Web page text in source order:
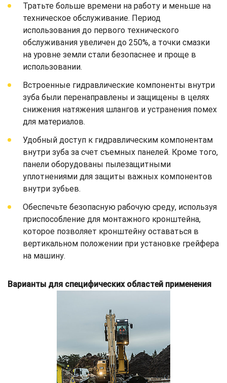
Тратьте больше времени на работу и меньше на
техническое обслуживание. Период
использования до первого технического
обслуживания увеличен до 250%, а точки смазки
на уровне земли стали безопаснее и проще в
использовании.
Встроенные гидравлические компоненты внутри
зуба были перенаправлены и защищены в целях
снижения натяжения шлангов и устранения помех
для материалов.
Удобный доступ к гидравлическим компонентам
внутри зуба за счет съемных панелей. Кроме того,
панели оборудованы пылезащитными
уплотнениями для защиты важных компонентов
внутри зубьев.
Обеспечьте безопасную рабочую среду, используя
приспособление для монтажного кронштейна,
которое позволяет кронштейну оставаться в
вертикальном положении при установке грейфера
на машину.
Варианты для специфических областей применения